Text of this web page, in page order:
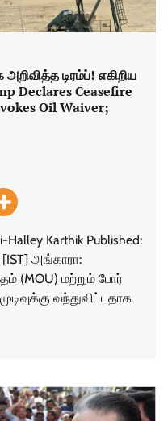
டிரம்ப்! எகிறிய
Declares Ceasefire
Oil Waiver;
Karthik Published:
[IST] அங்காரா:
(MOU) மற்றும் போர்
வந்துவிட்டதாக